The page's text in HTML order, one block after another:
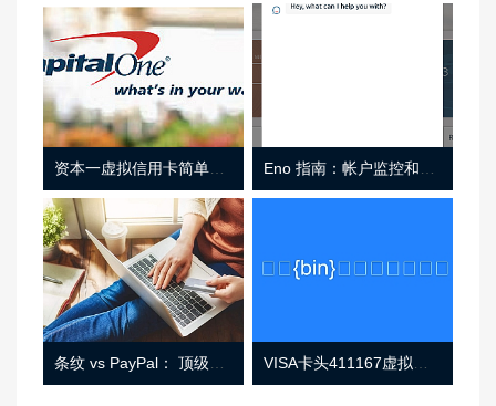
资本一虚拟信用卡简单介绍
条纹 vs PayPal： 顶级功能， 定价 （和更多！ VISA卡头411167虚拟卡基础信息